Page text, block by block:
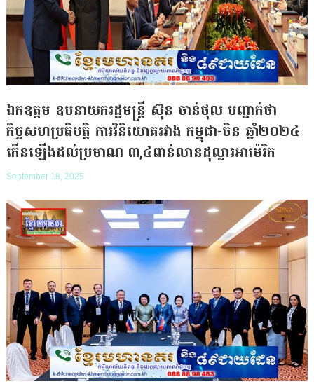
ឯកឧត្តម ឧបនាយករដ្ឋមន្ត្រី ស៊ុន ចាន់ថុល បញ្ជាក់ថា
កិច្ចសហប្រតិបត្តិ ការវិនិយោគរវាង កម្ពុជា-ចិន ឆ្នាំ២០២៤
កើនឡើងដល់ប្រមាណ ៣,៤ពាន់លានដុល្លារអាម៉េរិក
September 18, 2025